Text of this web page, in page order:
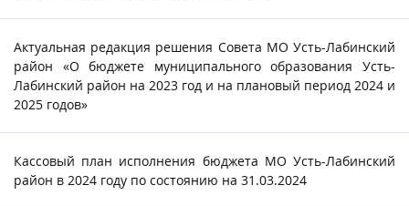
Актуальная редакция решения Совета МО Усть-Лабинский
район «О бюджете муниципального образования Усть-
Лабинский район на 2023 год и на плановый период 2024 и
2025 годов»
Кассовый план исполнения бюджета МО Усть-Лабинский
район в 2024 году по состоянию на 31.03.2024